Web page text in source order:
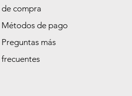
de compra
Métodos de pago
Preguntas más
frecuentes